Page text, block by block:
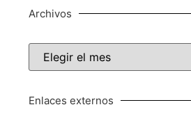
Archivos
Enlaces externos